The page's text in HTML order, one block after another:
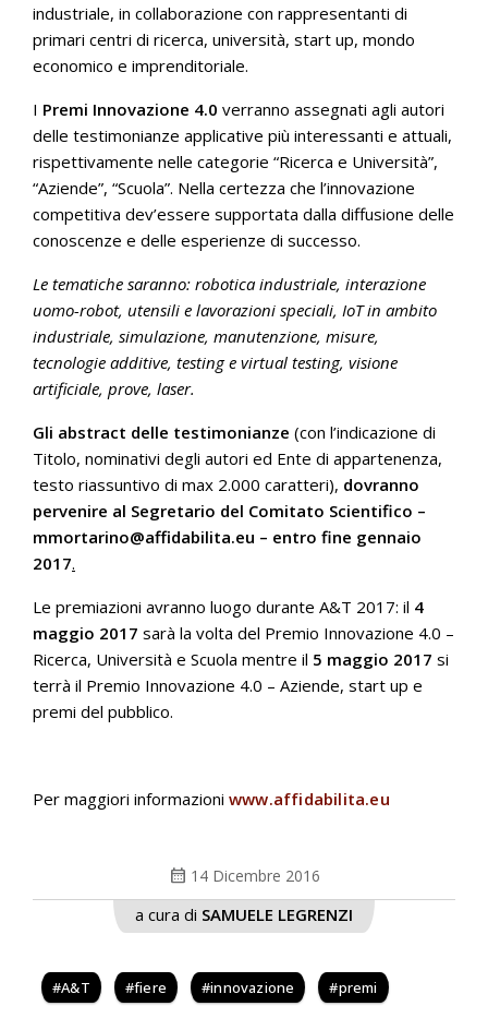
industriale, in collaborazione con rappresentanti di
primari centri di ricerca, università, start up, mondo
economico e imprenditoriale.
I Premi Innovazione 4.0 verranno assegnati agli autori
delle testimonianze applicative più interessanti e attuali,
rispettivamente nelle categorie “Ricerca e Università”,
“Aziende”, “Scuola”. Nella certezza che l’innovazione
competitiva dev’essere supportata dalla diffusione delle
conoscenze e delle esperienze di successo.
Le tematiche saranno: robotica industriale, interazione
uomo-robot, utensili e lavorazioni speciali, IoT in ambito
industriale, simulazione, manutenzione, misure,
tecnologie additive, testing e virtual testing, visione
artificiale, prove, laser.
Gli abstract delle testimonianze (con l’indicazione di
Titolo, nominativi degli autori ed Ente di appartenenza,
testo riassuntivo di max 2.000 caratteri), dovranno
pervenire al Segretario del Comitato Scientifico –
mmortarino@affidabilita.eu – entro fine gennaio
2017.
Le premiazioni avranno luogo durante A&T 2017: il 4
maggio 2017 sarà la volta del Premio Innovazione 4.0 –
Ricerca, Università e Scuola mentre il 5 maggio 2017 si
terrà il Premio Innovazione 4.0 – Aziende, start up e
premi del pubblico.
Per maggiori informazioni www.affidabilita.eu
calendar_month 14 Dicembre 2016
a cura di SAMUELE LEGRENZI
A&T fiere innovazione premi